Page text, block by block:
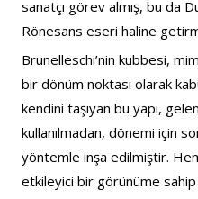
sanatçı görev almış, bu da
Rönesans eseri haline
Brunelleschi’nin kubbesi,
bir dönüm noktası olarak
kendini taşıyan bu yapı,
kullanılmadan, dönemi için
yöntemle inşa edilmiştir.
etkileyici bir görünüme